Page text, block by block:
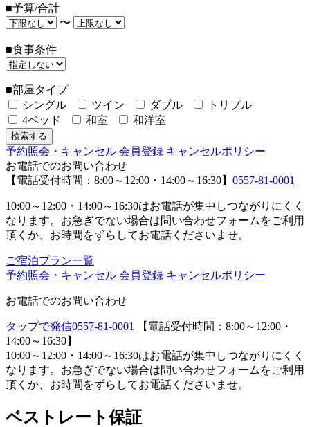
■予算/合計
〜
■食事条件
■部屋タイプ
シングル
ツイン ダブル
トリプル
4ベッド
和室 和洋室
予約照会・キャンセル 会員登録 キャンセルポリシー
お電話でのお問い合わせ
【電話受付時間：8:00～12:00・14:00～16:30】 0557-81-0001
10:00～12:00・14:00～16:30はお電話が集中しつながりにくく
なります。お急ぎでない場合は問い合わせフォームをご利用
頂くか、お時間をずらしてお電話くださいませ。
ご宿泊プラン一覧
予約照会・キャンセル 会員登録 キャンセルポリシー
お電話でのお問い合わせ
タップで発信0557-81-0001
【電話受付時間：8:00～12:00・
14:00～16:30】
10:00～12:00・14:00～16:30はお電話が集中しつながりにくく
なります。お急ぎでない場合は問い合わせフォームをご利用
頂くか、お時間をずらしてお電話くださいませ。
ベストレート保証